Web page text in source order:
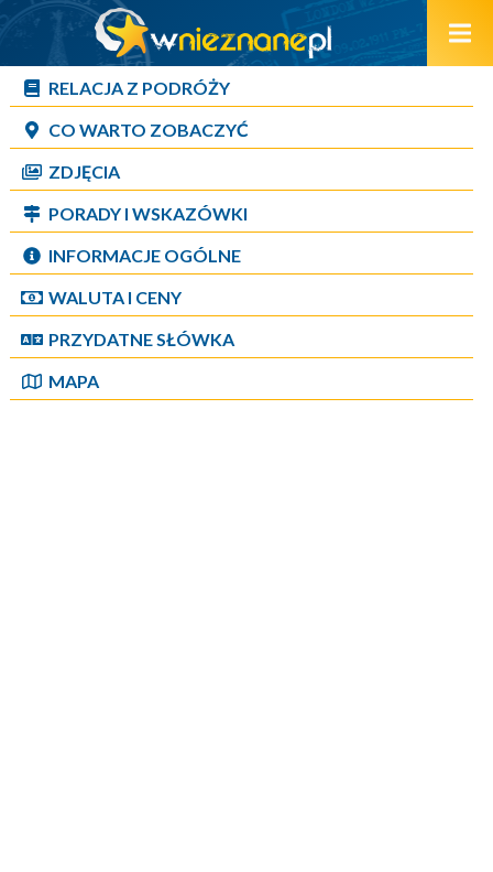
RELACJA Z PODRÓŻY
CO WARTO ZOBACZYĆ
ZDJĘCIA
PORADY I WSKAZÓWKI
INFORMACJE OGÓLNE
WALUTA I CENY
PRZYDATNE SŁÓWKA
MAPA